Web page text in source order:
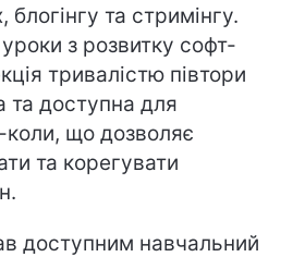
та стримінгу.
з розвитку софт-
тривалістю півтори
та доступна для
що дозволяє
та корегувати
доступним навчальний